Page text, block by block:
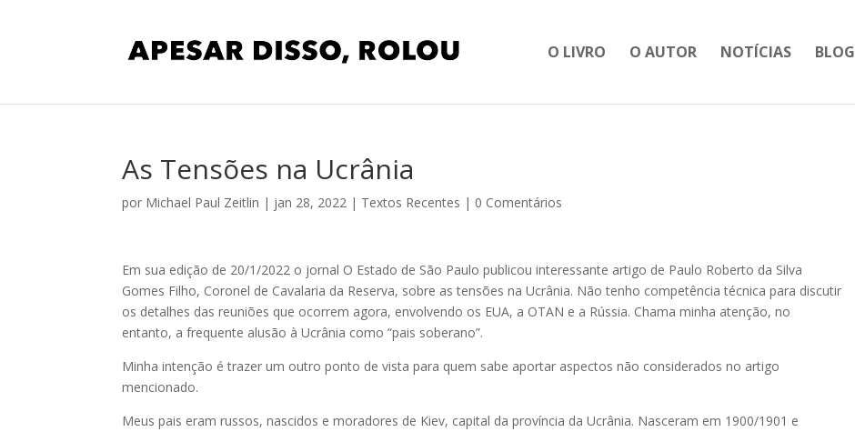
O LIVRO O AUTOR NOTÍCIAS BLOG
As Tensões na Ucrânia
por Michael Paul Zeitlin | jan 28, 2022 | Textos Recentes | 0 Comentários
Em sua edição de 20/1/2022 o jornal O Estado de São Paulo publicou interessante artigo de Paulo Roberto da Silva
Gomes Filho, Coronel de Cavalaria da Reserva, sobre as tensões na Ucrânia. Não tenho competência técnica para discutir
os detalhes das reuniões que ocorrem agora, envolvendo os EUA, a OTAN e a Rússia. Chama minha atenção, no
entanto, a frequente alusão à Ucrânia como “pais soberano”.
Minha intenção é trazer um outro ponto de vista para quem sabe aportar aspectos não considerados no artigo
mencionado.
Meus pais eram russos, nascidos e moradores de Kiev, capital da província da Ucrânia. Nasceram em 1900/1901 e